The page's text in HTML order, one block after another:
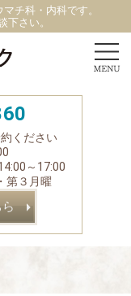
マチ科 ・ 内科です。
下さい。
ください
～17:00
第３月曜
ら